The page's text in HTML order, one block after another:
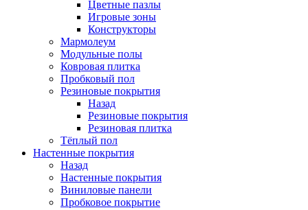
Цветные пазлы
Игровые зоны
Конструкторы
Мармолеум
Модульные полы
Ковровая плитка
Пробковый пол
Резиновые покрытия
Назад
Резиновые покрытия
Резиновая плитка
Тёплый пол
Настенные покрытия
Назад
Настенные покрытия
Виниловые панели
Пробковое покрытие